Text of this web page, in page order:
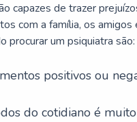
capazes de trazer
com a família, os
procurar um psiquiatra são:
positivos ou
do cotidiano é